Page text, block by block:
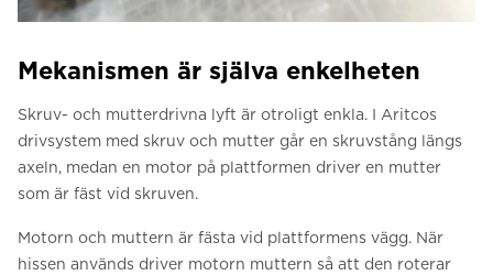
Mekanismen är själva enkelheten
Skruv- och mutterdrivna lyft är otroligt enkla. I Aritcos
drivsystem med skruv och mutter går en skruvstång längs
axeln, medan en motor på plattformen driver en mutter
som är fäst vid skruven.
Motorn och muttern är fästa vid plattformens vägg. När
hissen används driver motorn muttern så att den roterar